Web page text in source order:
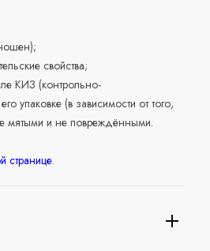
свойства;
КИЗ (контрольно-
упаковке (в зависимости от того,
мятыми и не повреждёнными.
странице.